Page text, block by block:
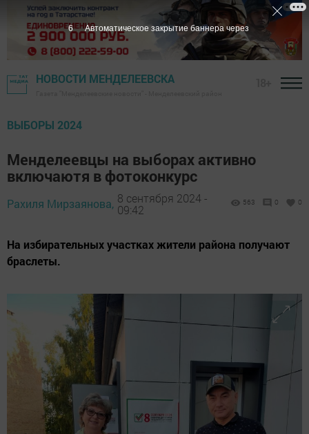
НОВОСТИ МЕНДЕЛЕЕВСКА
ВЫБОРЫ 2024
Менделеевцы на выборах активно
включаютя в фотоконкурс
Рахиля Мирзаянова, 8 сентября 2024 -
09:42
563 0 0
На избирательных участках жители района получают
браслеты.
5 Автоматическое закрытие баннера через